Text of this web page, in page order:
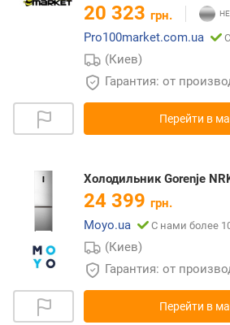
20 323 грн.
Pro100market.com.ua
(Киев)
Гарантия: от
Перейти в
Холодильник Gorenje
24 399 грн.
Moyo.ua
С нами более
(Киев)
Гарантия: от
Перейти в